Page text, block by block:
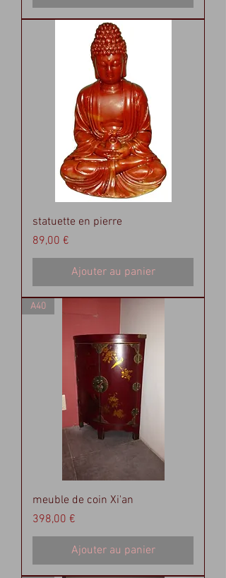
statuette en pierre
Prix
89,00 €
Ajouter au panier
A40
meuble de coin Xi'an
Prix
398,00 €
Ajouter au panier